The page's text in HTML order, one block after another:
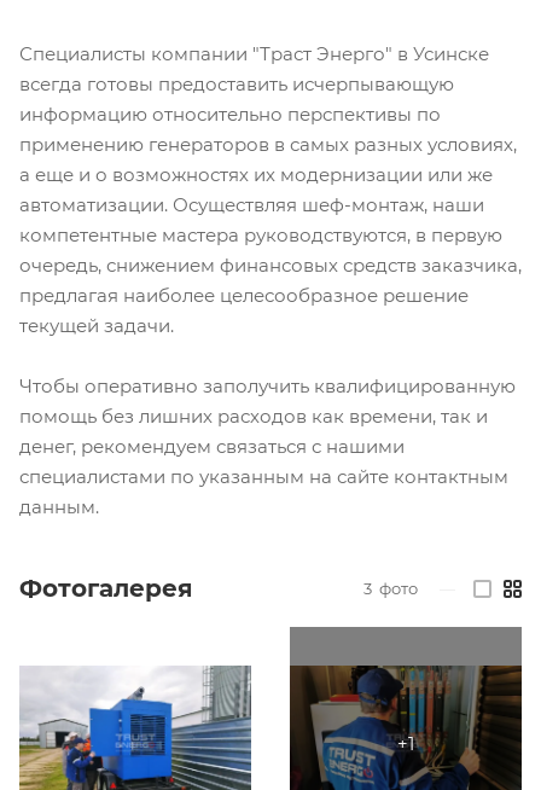
Специалисты компании "Траст Энерго" в Усинске
всегда готовы предоставить исчерпывающую
информацию относительно перспективы по
применению генераторов в самых разных условиях,
а еще и о возможностях их модернизации или же
автоматизации. Осуществляя шеф-монтаж, наши
компетентные мастера руководствуются, в первую
очередь, снижением финансовых средств заказчика,
предлагая наиболее целесообразное решение
текущей задачи.
Чтобы оперативно заполучить квалифицированную
помощь без лишних расходов как времени, так и
денег, рекомендуем связаться с нашими
специалистами по указанным на сайте контактным
данным.
Фотогалерея 3 фото